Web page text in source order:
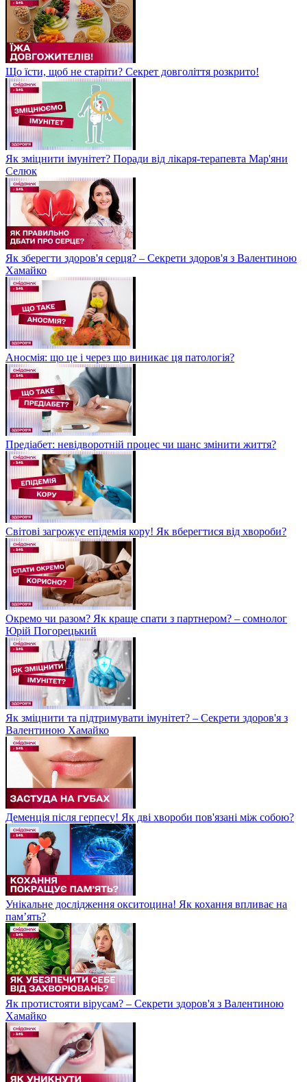
Що їсти, щоб не старіти? Секрет довголіття розкрито!
Як зміцнити імунітет? Поради від лікаря-терапевта Мар'яни
Селюк
Як зберегти здоров'я серця? – Секрети здоров'я з Валентиною
Хамайко
Аносмія: що це і через що виникає ця патологія?
Предіабет: невідворотній процес чи шанс змінити життя?
Світові загрожує епідемія кору! Як вберегтися від хвороби?
Окремо чи разом? Як краще спати з партнером? – сомнолог
Юрій Погорецький
Як зміцнити та підтримувати імунітет? – Секрети здоров'я з
Валентиною Хамайко
Деменція після герпесу! Як дві хвороби пов'язані між собою?
Унікальне дослідження окситоцина! Як кохання впливає на
пам’ять?
Як протистояти вірусам? – Секрети здоров'я з Валентиною
Хамайко